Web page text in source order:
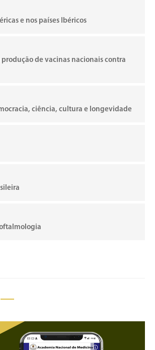
e nos países Ibéricos
produção de vacinas nacionais contra
ciência, cultura e longevidade